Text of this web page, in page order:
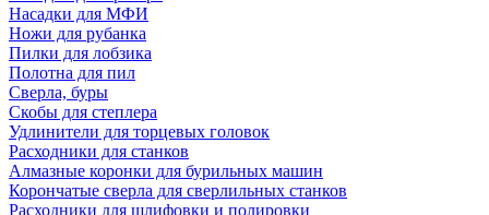
Насадки для МФИ
Ножи для рубанка
Пилки для лобзика
Полотна для пил
Сверла, буры
Скобы для степлера
Удлинители для торцевых головок
Расходники для станков
Алмазные коронки для бурильных машин
Корончатые сверла для сверлильных станков
Расходники для шлифовки и полировки